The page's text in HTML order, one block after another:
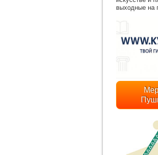
выходные на